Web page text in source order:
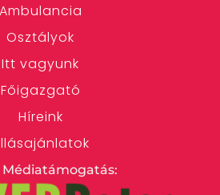
Ambulancia
Osztályok
Itt vagyunk
Főigazgató
Híreink
Médiatámogatás: